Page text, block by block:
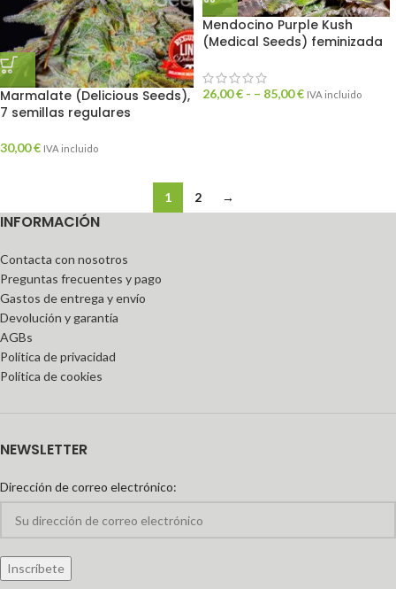
Marmalate (Delicious Seeds),
7 semillas regulares
30,00€ IVA incluido
Mendocino Purple Kush
(Medical Seeds) feminizada
26,00€ - – 85,00€ IVA incluido
1 2 →
INFORMACIÓN
Contacta con nosotros
Preguntas frecuentes y pago
Gastos de entrega y envío
Devolución y garantía
AGBs
Política de privacidad
Política de cookies
NEWSLETTER
Dirección de correo electrónico: